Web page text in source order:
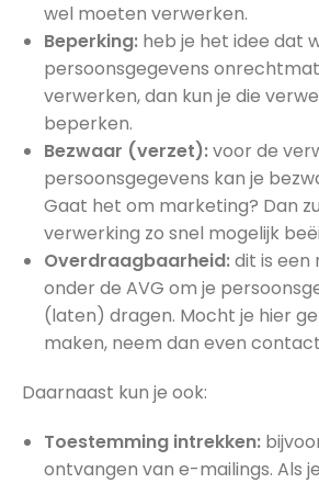
wel moeten verwerken.
Beperking: heb je het idee dat
persoonsgegevens
verwerken, dan kun je die
beperken.
Bezwaar (verzet):voor de
persoonsgegevens kan je
Gaat het om marketing? Dan
verwerking zo snel mogelijk
Overdraagbaarheid:dit is een
onder de AVG om je
(laten) dragen. Mocht je hier
maken, neem dan even
Daarnaast kun je ook:
Toestemming intrekken:
ontvangen van e-mailings. Als